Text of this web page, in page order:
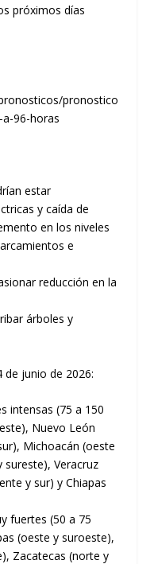
próximos días
pronostico
96-horas
estar
y caída de
en los niveles
e
reducción en la
árboles y
de junio de 2026:
intensas (75 a 150
Nuevo León
Michoacán (oeste
Veracruz
y sur) y Chiapas
fuertes (50 a 75
(oeste y suroeste),
Zacatecas (norte y